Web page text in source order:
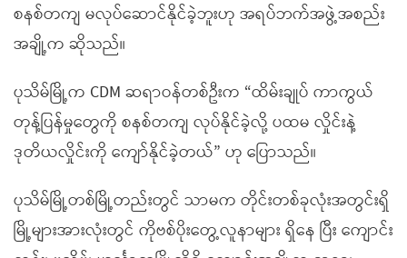
စနစ်တကျ မလုပ်ဆောင်နိုင်ခဲ့ဘူးဟု အရပ်ဘက်အဖွဲ့အစည်း
အချို့က ဆိုသည်။
ပုသိမ်မြို့က CDM ဆရာဝန်တစ်ဦးက “ထိမ်းချုပ် ကာကွယ်
တုန့်ပြန်မှုတွေကို စနစ်တကျ လုပ်နိုင်ခဲ့လို့ ပထမ လှိုင်းနဲ့
ဒုတိယလှိုင်းကို ကျော်နိုင်ခဲ့တယ်” ဟု ပြောသည်။
ပုသိမ်မြို့တစ်မြို့တည်းတွင် သာမက တိုင်းတစ်ခုလုံးအတွင်းရှိ
မြို့များအားလုံးတွင် ကိုဗစ်ပိုးတွေ့လူနာများ ရှိနေ ပြီး ကျောင်း